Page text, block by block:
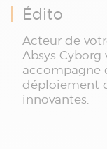
Édito
Acteur de
Absys Cyborg
accompagne
déploiement
innovantes.